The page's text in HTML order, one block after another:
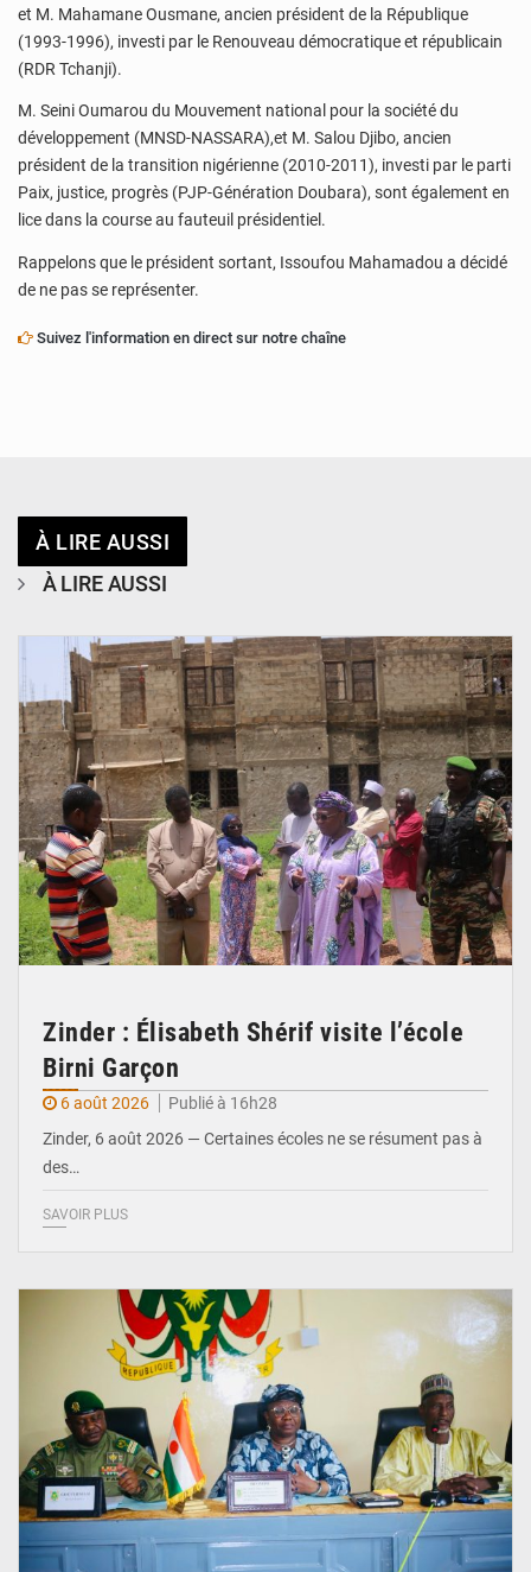
et M. Mahamane Ousmane, ancien président de la République
(1993-1996), investi par le Renouveau démocratique et républicain
(RDR Tchanji).
M. Seini Oumarou du Mouvement national pour la société du
développement (MNSD-NASSARA),et M. Salou Djibo, ancien
président de la transition nigérienne (2010-2011), investi par le parti
Paix, justice, progrès (PJP-Génération Doubara), sont également en
lice dans la course au fauteuil présidentiel.
Rappelons que le président sortant, Issoufou Mahamadou a décidé
de ne pas se représenter.
Suivez l'information en direct sur notre chaîne
À LIRE AUSSI
À LIRE AUSSI
Zinder : Élisabeth Shérif visite l’école
Birni Garçon
6 août 2026
Publié à 16h28
Zinder, 6 août 2026 — Certaines écoles ne se résument pas à
des…
SAVOIR PLUS